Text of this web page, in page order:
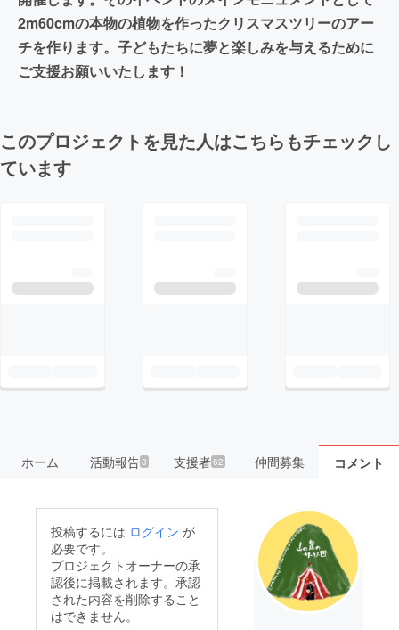
2m60cmの本物の植物を作ったクリスマスツリーのアー
チを作ります。子どもたちに夢と楽しみを与えるために
ご支援お願いいたします！
このプロジェクトを見た人はこちらもチェックし
ています
ホーム 活動報告3 支援者62 仲間募集 コメント
投稿するには ログイン が
必要です。
プロジェクトオーナーの承
認後に掲載されます。承認
された内容を削除すること
はできません。